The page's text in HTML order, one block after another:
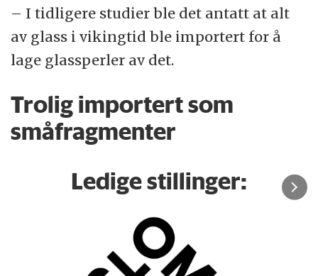
– I tidligere studier ble det antatt at alt
av glass i vikingtid ble importert for å
lage glassperler av det.
Trolig importert som
småfragmenter
Ledige stillinger: